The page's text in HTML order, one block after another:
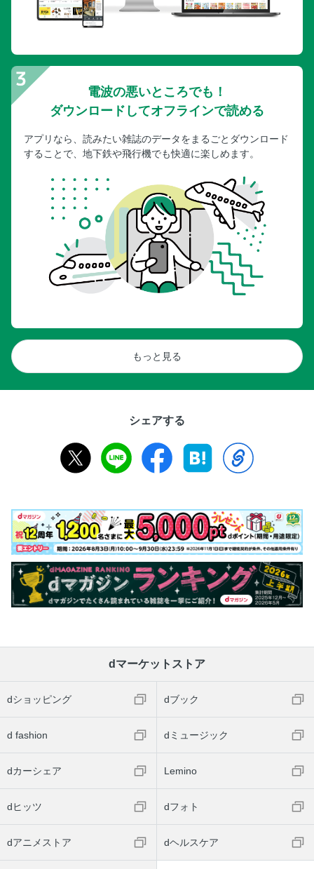
電波の悪いところでも！
ダウンロードしてオフラインで読める
アプリなら、読みたい雑誌のデータをまるごとダウンロード
することで、地下鉄や飛行機でも快適に楽しめます。
もっと見る
シェアする
dマーケットストア
dショッピング dブック
d fashion dミュージック
dカーシェア Lemino
dヒッツ dフォト
dアニメストア dヘルスケア